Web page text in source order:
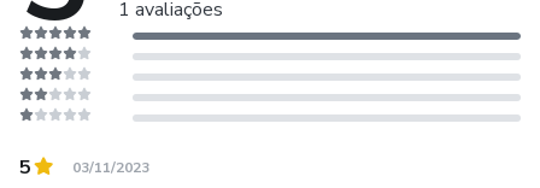
1 avaliações
5 03/11/2023